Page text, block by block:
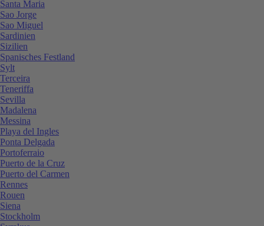
Santa Maria
Sao Jorge
Sao Miguel
Sardinien
Sizilien
Spanisches Festland
Sylt
Terceira
Teneriffa
Sevilla
Madalena
Messina
Playa del Ingles
Ponta Delgada
Portoferraio
Puerto de la Cruz
Puerto del Carmen
Rennes
Rouen
Siena
Stockholm